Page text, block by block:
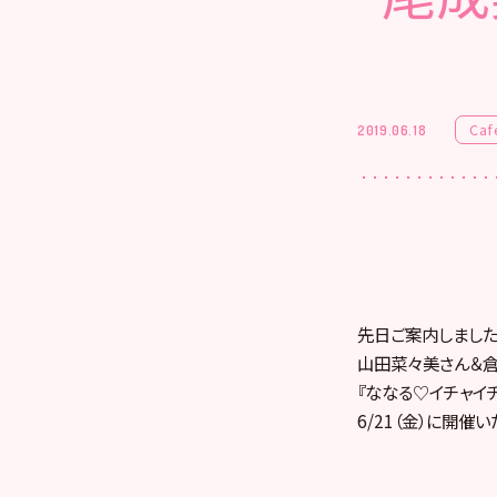
2019.06.18
先日ご案内しました
山田菜々美さん＆
『ななる♡イチャ
6/21（金）に開催い